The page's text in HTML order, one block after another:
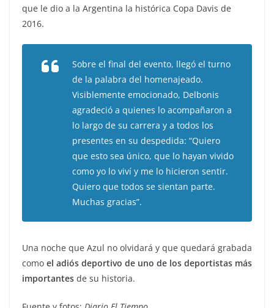
que le dio a la Argentina la histórica Copa Davis de
2016.
Sobre el final del evento, llegó el turno
de la palabra del homenajeado.
Visiblemente emocionado, Delbonis
agradeció a quienes lo acompañaron a
lo largo de su carrera y a todos los
presentes en su despedida: “Quiero
que esto sea único, que lo hayan vivido
como yo lo viví y me lo hicieron sentir.
Quiero que todos se sientan parte.
Muchas gracias”.
Una noche que Azul no olvidará y que quedará grabada
como el adiós deportivo de uno de los deportistas más
importantes de su historia.